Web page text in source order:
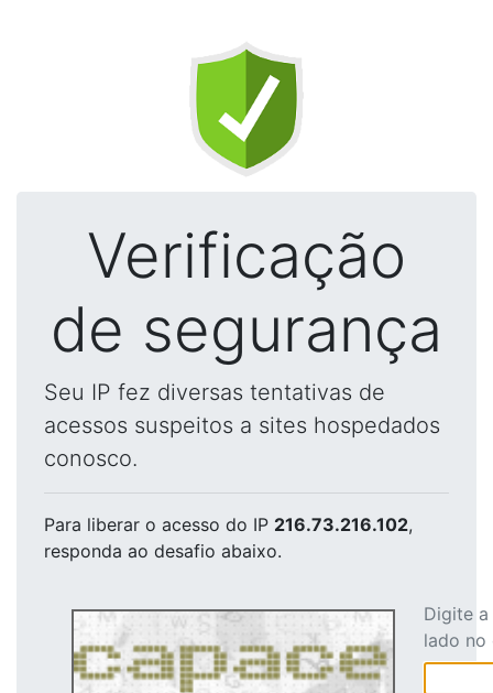
Verificação
de segurança
Seu IP fez diversas tentativas de
acessos suspeitos a sites hospedados
conosco.
Para liberar o acesso do IP 216.73.216.102,
responda ao desafio abaixo.
Digite
lado no